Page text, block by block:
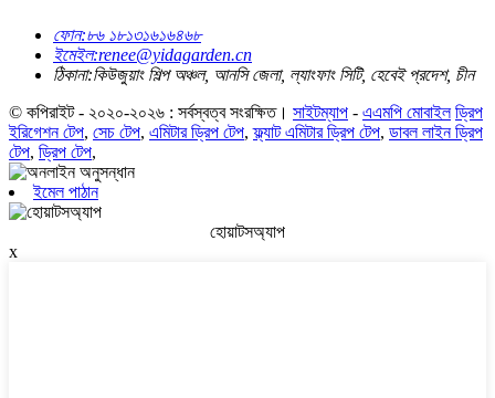
ফোন:৮৬ ১৮১৩১৬১৬৪৬৮
ইমেইল:renee@yidagarden.cn
ঠিকানা:কিউজুয়াং শিল্প অঞ্চল, আনসি জেলা, ল্যাংফাং সিটি, হেবেই প্রদেশ, চীন
© কপিরাইট - ২০২০-২০২৬ : সর্বস্বত্ব সংরক্ষিত। সাইটম্যাপ - এএমপি মোবাইল ড্রিপ
ইরিগেশন টেপ, সেচ টেপ, এমিটার ড্রিপ টেপ,ফ্ল্যাট এমিটার ড্রিপ টেপ, ডাবল লাইন ড্রিপ
টেপ, ড্রিপ টেপ,
ইমেল পাঠান
হোয়াটসঅ্যাপ
x